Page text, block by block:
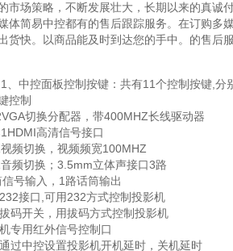
市场策略，不断发展壮大，长期以来的真诚
体简易中控都有的售后跟踪服务。在订购多
货快。以商品能及时到达您的手中。的售后
、中控面板控制按键：共有11个控制按键,
控制
切换分配器，带400MHZ长线驱动器
高清信号接口
频切换，视频频宽100MHZ
频切换；3.5mm立体声接口3路
号输入，1路话筒输出
接口,可用232方式控制投影机
码开关，用拔码方式控制投影机
专用红外信号控制口
过中控设置投影机开机延时，关机延时